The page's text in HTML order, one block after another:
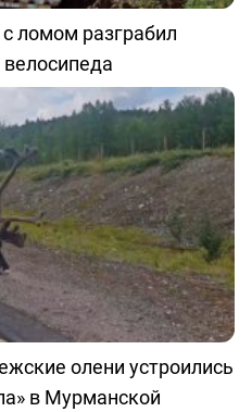
ломом разграбил
олени устроились
в Мурманской